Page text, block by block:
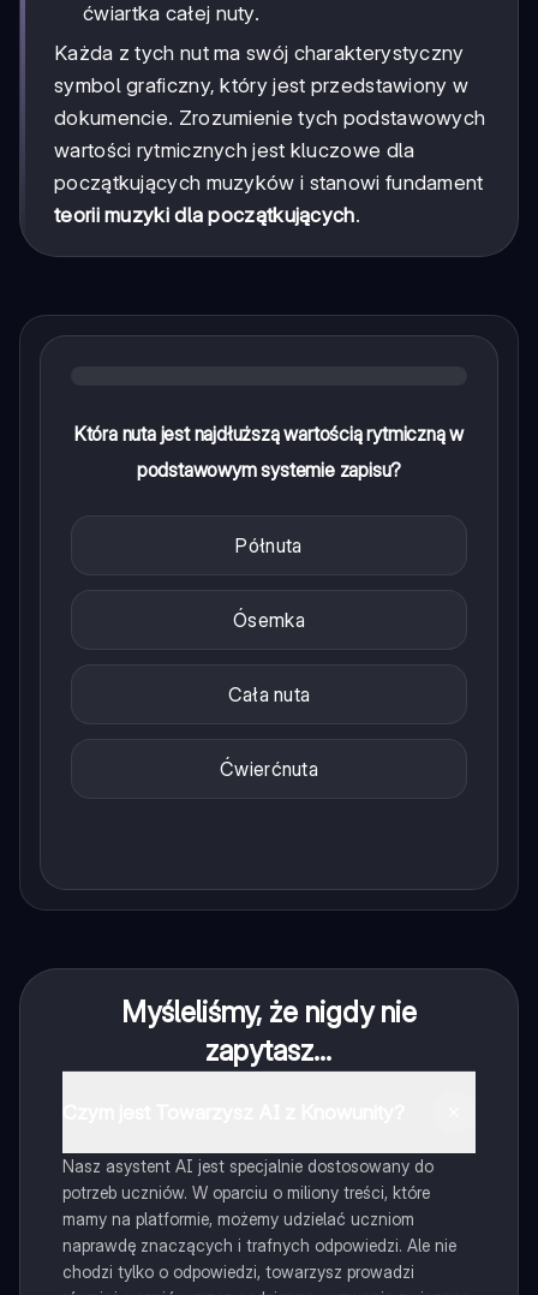
ćwiartka całej nuty.
Każda z tych nut ma swój charakterystyczny
symbol graficzny, który jest przedstawiony w
dokumencie. Zrozumienie tych podstawowych
wartości rytmicznych jest kluczowe dla
początkujących muzyków i stanowi fundament
teorii muzyki dla początkujących.
Która nuta jest najdłuższą wartością rytmiczną w
podstawowym systemie zapisu?
Półnuta
Ósemka
Cała nuta
Ćwierćnuta
Myśleliśmy, że nigdy nie
zapytasz...
Nasz asystent AI jest specjalnie dostosowany do
potrzeb uczniów. W oparciu o miliony treści, które
mamy na platformie, możemy udzielać uczniom
naprawdę znaczących i trafnych odpowiedzi. Ale nie
chodzi tylko o odpowiedzi, towarzysz prowadzi